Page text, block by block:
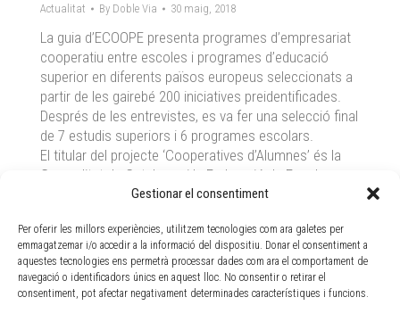
Gestionar el consentiment
Per oferir les millors experiències, utilitzem tecnologies com ara galetes per
emmagatzemar i/o accedir a la informació del dispositiu. Donar el consentiment a
aquestes tecnologies ens permetrà processar dades com ara el comportament de
navegació o identificadors únics en aquest lloc. No consentir o retirar el
consentiment, pot afectar negativament determinades característiques i funcions.
Actualitat By Doble Via 30 maig, 2018
La guia d’ECOOPE presenta programes d’empresariat
cooperatiu entre escoles i programes d’educació
superior en diferents països europeus seleccionats a
partir de les gairebé 200 iniciatives preidentificades.
Després de les entrevistes, es va fer una selecció final
de 7 estudis superiors i 6 programes escolars.
El titular del projecte ‘Cooperatives d’Alumnes’ és la
Generalitat de Catalunya i la Federació de Escoles
Cooperatives de Catalunya (que consta de 40 escoles
gestiona el programa, fa la visita a les escoles i la
formació a professors i alumnes. El finançament
prové de la Generalitat i forma part del programa
Aracoop que vol promoure cooperatives de manera